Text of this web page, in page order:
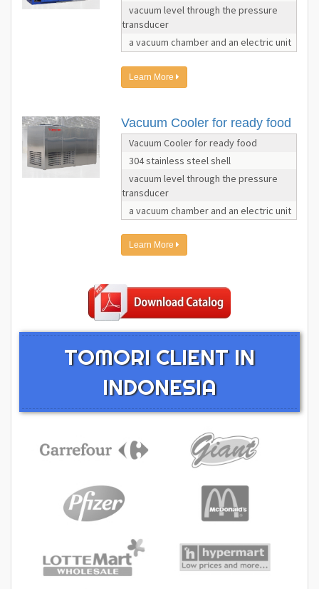
vacuum level through the pressure
transducer
a vacuum chamber and an electric unit
Learn More
Vacuum Cooler for ready food
Vacuum Cooler for ready food
304 stainless steel shell
vacuum level through the pressure
transducer
a vacuum chamber and an electric unit
Learn More
TOMORI CLIENT IN
INDONESIA